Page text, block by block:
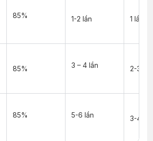
85% 1-2 lần 1 lần
85% 3 – 4 lần 2-3 lần
85% 5-6 lần 3-4 lần